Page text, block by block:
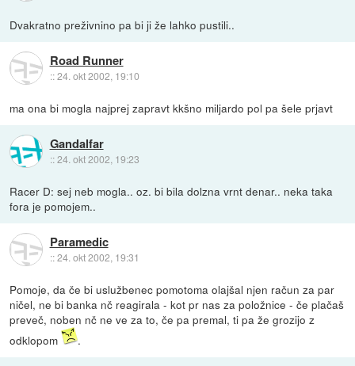
Dvakratno preživnino pa bi ji že lahko pustili..
Road Runner
::24. okt 2002, 19:10
ma ona bi mogla najprej zapravt kkšno miljardo pol pa šele prjavt
Gandalfar
::24. okt 2002, 19:23
Racer D: sej neb mogla.. oz. bi bila dolzna vrnt denar.. neka taka
fora je pomojem..
Paramedic
::24. okt 2002, 19:31
Pomoje, da če bi uslužbenec pomotoma olajšal njen račun za par
ničel, ne bi banka nč reagirala - kot pr nas za položnice - če plačaš
preveč, noben nč ne ve za to, če pa premal, ti pa že grozijo z
odklopom
.